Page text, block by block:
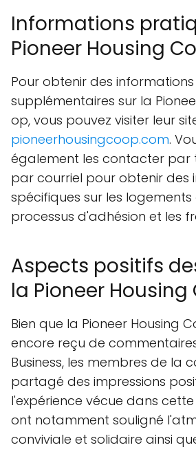
Informations
Pioneer Housing
Pour obtenir des informations
supplémentaires sur la
op, vous pouvez visiter leur
pioneerhousingcoop.com.
également les contacter par
par courriel pour obtenir des
spécifiques sur les logements
processus d'adhésion et les
Aspects positifs
la Pioneer
Bien que la Pioneer Housing
encore reçu de
Business, les membres de la
partagé des impressions
l'expérience vécue dans
ont notamment souligné
conviviale et solidaire ainsi